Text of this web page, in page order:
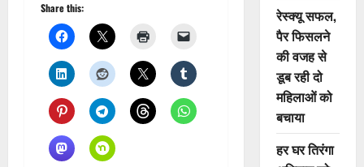
Share this:
रेस्क्यू सफल,
पैर फिसलने
की वजह से
डूब रही दो
महिलाओं को
बचाया
हर घर तिरंगा